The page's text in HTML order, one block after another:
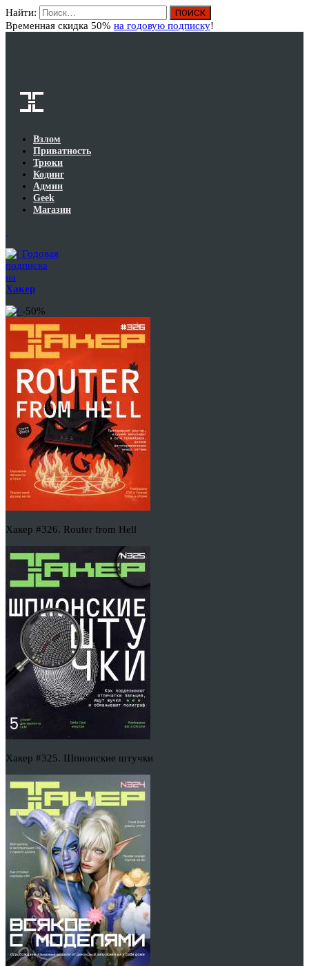
Найти:
Временная скидка 50% на годовую подписку!
Взлом
Приватность
Трюки
Кодинг
Админ
Geek
Магазин
Годовая
подписка
на
Хакер
-50%
Хакер #326. Router from Hell
Хакер #325. Шпионские штучки